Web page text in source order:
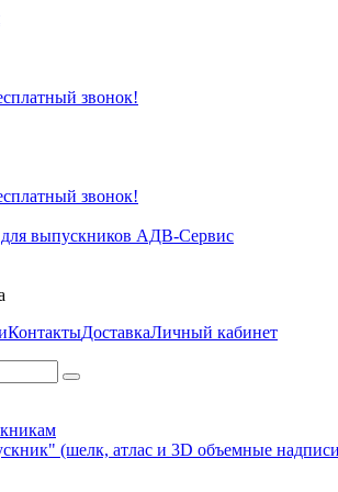
звонок!
звонок!
КонтактыДоставкаЛичный кабинет
(шелк, атлас и 3D объемные